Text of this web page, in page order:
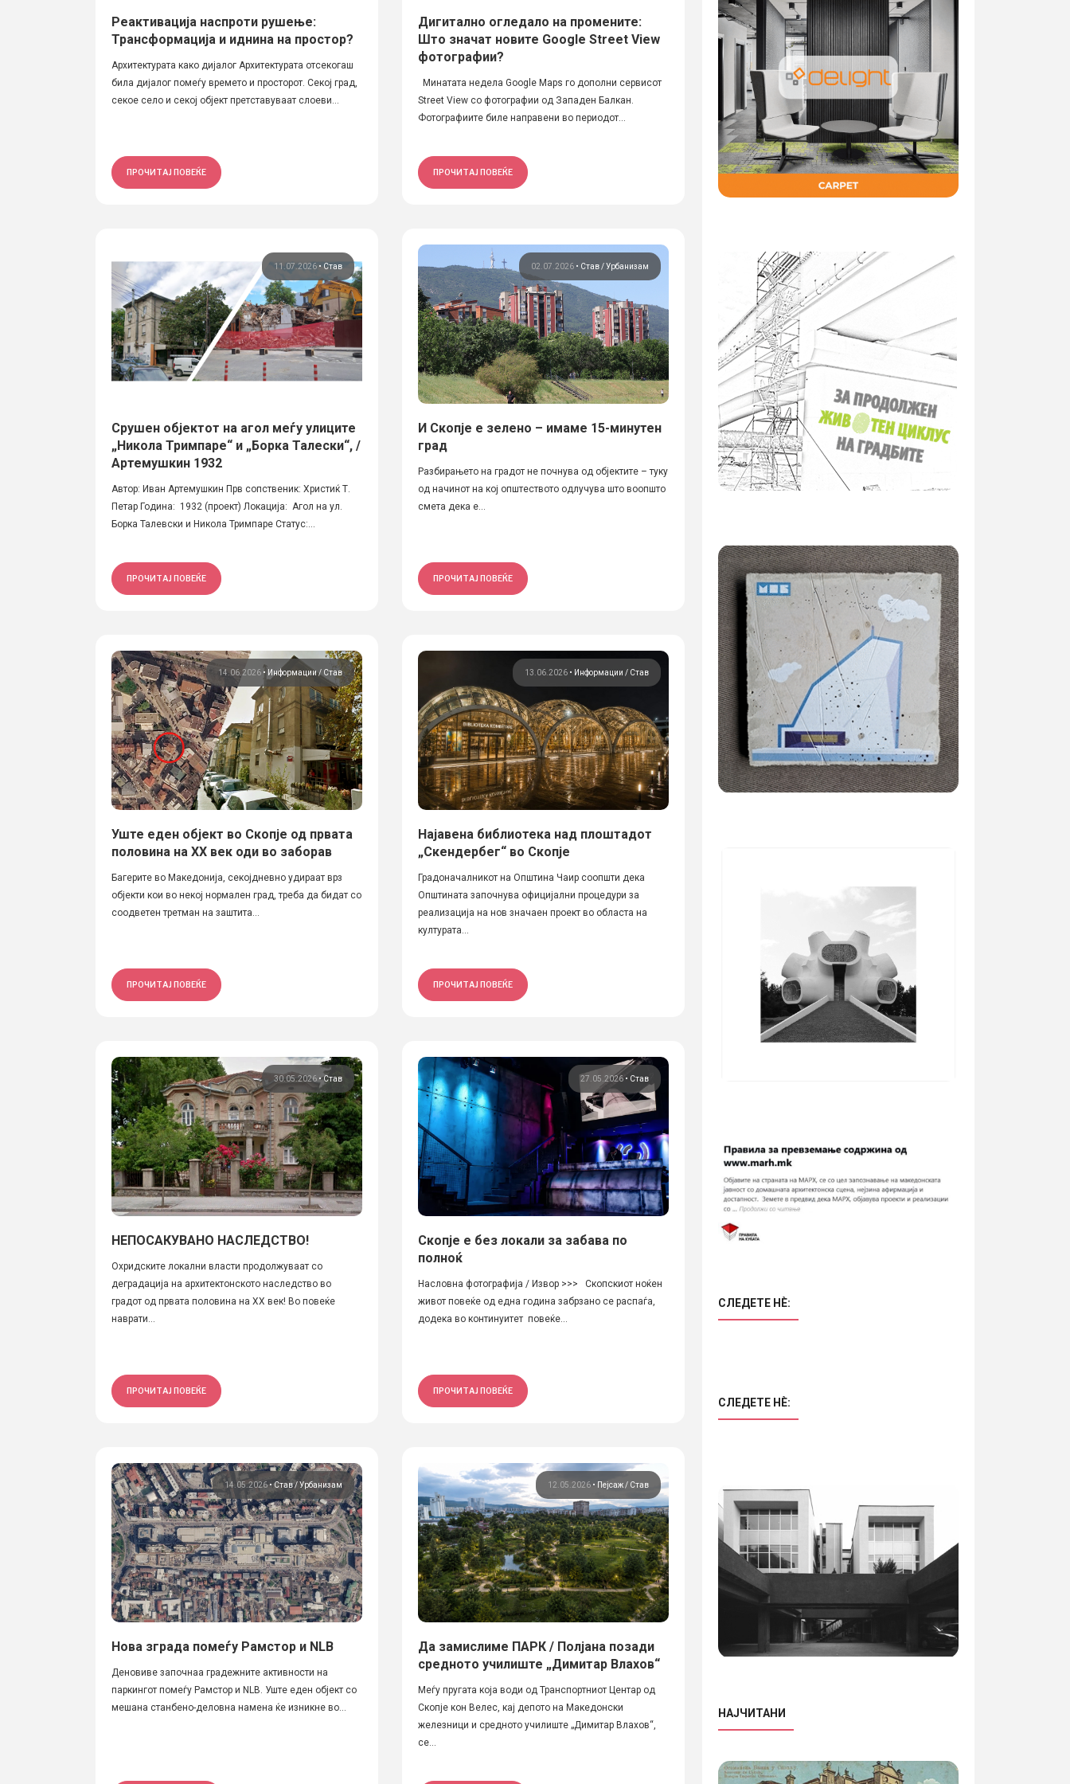
Реактивација наспроти рушење:
Трансформација и иднина на простор?
Архитектурата како дијалог Архитектурата отсекогаш
била дијалог помеѓу времето и просторот. Секој град,
секое село и секој објект претставуваат слоеви...
ПРОЧИТАЈ ПОВЕЌЕ
Дигитално огледало на промените:
Што значат новите Google Street View
фотографии?
Минатата недела Google Maps го дополни сервисот
Street View со фотографии од Западен Балкан.
Фотографиите биле направени во периодот...
ПРОЧИТАЈ ПОВЕЌЕ
11.07.2026 • Став
Срушен објектот на агол меѓу улиците
„Никола Тримпаре“ и „Борка Талески“, /
Артемушкин 1932
Автор: Иван Артемушкин Прв сопственик: Христиќ Т.
Петар Година: 1932 (проект) Локација: Агол на ул.
Борка Талевски и Никола Тримпаре Статус:...
ПРОЧИТАЈ ПОВЕЌЕ
02.07.2026• Став Урбанизам
И Скопје е зелено – имаме 15-минутен
град
Разбирањето на градот не почнува од објектите – туку
од начинот на кој општеството одлучува што воопшто
смета дека е...
ПРОЧИТАЈ ПОВЕЌЕ
14.06.2026 • Информации Став
Уште еден објект во Скопје од првата
половина на XX век оди во заборав
Багерите во Македонија, секојдневно удираат врз
објекти кои во некој нормален град, треба да бидат со
соодветен третман на заштита...
ПРОЧИТАЈ ПОВЕЌЕ
13.06.2026• Информации Став
Најавена библиотека над плоштадот
„Скендербег“ во Скопје
Градоначалникот на Општина Чаир соопшти дека
Општината започнува официјални процедури за
реализација на нов значаен проект во областа на
културата...
ПРОЧИТАЈ ПОВЕЌЕ
30.05.2026 •Став
НЕПОСАКУВАНО НАСЛЕДСТВО!
Охридските локални власти продолжуваат со
деградација на архитектонското наследство во
градот од првата половина на XX век! Во повеќе
наврати...
ПРОЧИТАЈ ПОВЕЌЕ
27.05.2026• Став
Скопје е без локали за забава по
полноќ
Насловна фотографија / Извор >>> Скопскиот ноќен
живот повеќе од една година забрзано се распаѓа,
додека во континуитет повеќе...
ПРОЧИТАЈ ПОВЕЌЕ
14.05.2026•Став Урбанизам
Нова зграда помеѓу Рамстор и NLB
Деновиве започнаа градежните активности на
паркингот помеѓу Рамстор и NLB. Уште еден објект со
мешана станбено-деловна намена ќе изникне во...
12.05.2026• Пејсаж Став
Да замислиме ПАРК / Полјана позади
средното училиште „Димитар Влахов“
Меѓу пругата која води од Транспортниот Центар од
Скопје кон Велес, кај депото на Македонски
железници и средното училиште „Димитар Влахов“,
се...
СЛЕДЕТЕ НÈ:
СЛЕДЕТЕ НÈ:
НАЈЧИТАНИ